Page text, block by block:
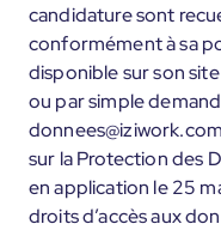
candidature sont
conformément à sa
disponible sur son
ou par simple
sur la Protection des
en application le 25
droits d’accès aux